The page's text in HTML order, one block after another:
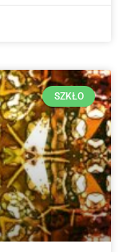
SZKŁO